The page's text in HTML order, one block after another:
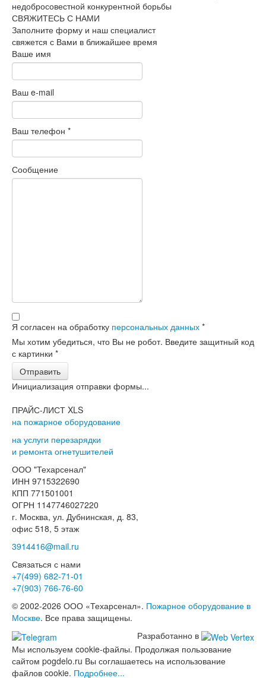
СВЯЖИТЕСЬ С НАМИ
Заполните форму и наш специалист
свяжется с Вами в ближайшее время
Ваше имя
Ваш e-mail
Ваш телефон *
Сообщение
Я согласен на обработку персональных данных *
Мы хотим убедиться, что Вы не робот. Введите защитный код
с картинки *
Отправить
Инициализация отправки формы...
ПРАЙС-ЛИСТ XLS
на пожарное оборудование
на услуги перезарядки
и ремонта огнетушителей
ООО "Техарсенал"
ИНН 9715322690
КПП 771501001
ОГРН 1147746027220
г. Москва, ул. Дубнинская, д. 83,
офис 518, 5 этаж
3914416@mail.ru
Связаться с нами
+7(499) 682-71-01
+7(903) 766-76-60
© 2002-2026 ООО «Техарсенал». Пожарное оборудование в
Москве. Все права защищены.
Разработанно в
Мы используем cookie-файлы. Продолжая пользование
сайтом pogdelo.ru Вы соглашаетесь на использование
файлов cookie. Подробнее...